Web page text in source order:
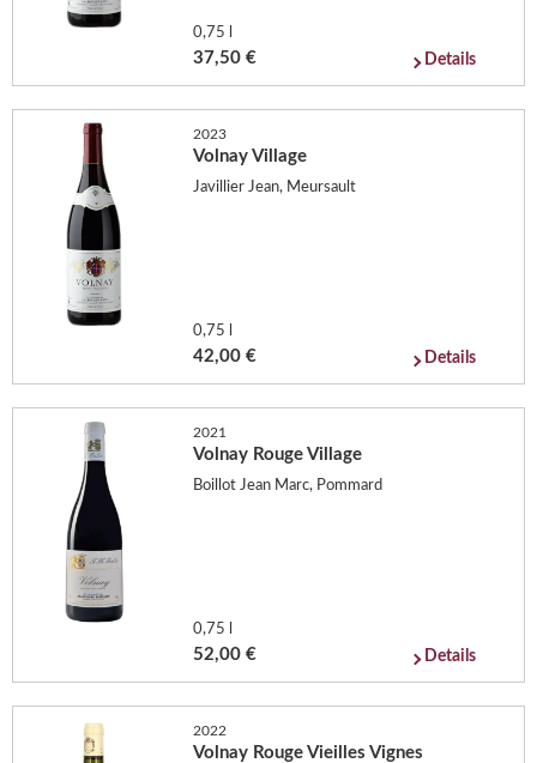
0,75 l
37,50 € Details
2023
Volnay Village
Javillier Jean, Meursault
0,75 l
42,00 € Details
2021
Volnay Rouge Village
Boillot Jean Marc, Pommard
0,75 l
52,00 € Details
2022
Volnay Rouge Vieilles Vignes